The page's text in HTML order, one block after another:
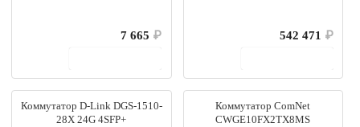
7 665 ₽
542 471 ₽
Коммутатор D-Link DGS-1510-
28X 24G 4SFP+
Коммутатор ComNet
CWGE10FX2TX8MS